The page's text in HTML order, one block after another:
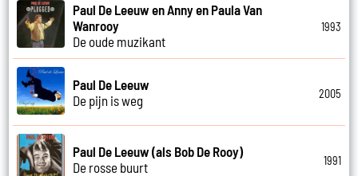
Paul De Leeuw en Anny en Paula Van
Wanrooy
De oude muzikant
1993
Paul De Leeuw
De pijn is weg
2005
Paul De Leeuw (als Bob De Rooy)
De rosse buurt
1991